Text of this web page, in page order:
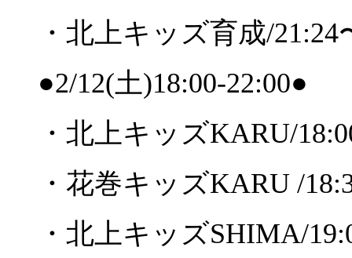
・北上キッズ育成/21:24
●2/12(土)18:00-22:00●
・北上キッズKARU/
・花巻キッズKARU /
・北上キッズSHIMA/